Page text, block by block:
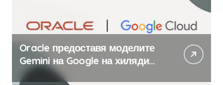
Oracle предоставя моделите
Gemini на Google на хиляди
клиенти на бизнес